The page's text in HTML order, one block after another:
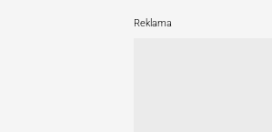
Reklama